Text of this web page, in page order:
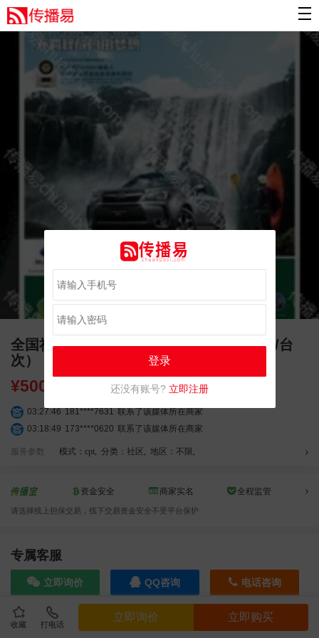
收藏 打电话
立即询价 立即购买
全国社区灯箱（一线城市，固定画面，1月/台
次）
¥5000.00
03:27:46 181****7631 联系了该媒体所在商家
03:18:49 173****0620 联系了该媒体所在商家
158****0746
12:40:20
177****7961
联系了该媒体所在商家
04:12:36 181****8167 联系了该媒体所在商家
03:40:56
10:08:47 155****5272
联系了该媒体所在商家
02:32:27 176****3456 联系了该媒体所在商家
04:09:07
联系了该媒体所在商家
11:44:28
130****3379 联系了该媒体所在商家
服务参数 模式：cpt, 分类：社区 , 地区：不限,
资金安全 商家实名 全程监管
请选择线上担保交易，线下交易资金安全不受平台保护
专属客服
立即询价 QQ咨询 电话咨询
效果截图
登录
还没有账号? 立即注册